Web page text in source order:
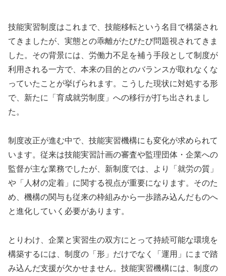
技能実習制度はこれまで、技能移転という名目で構築され
てきましたが、実態との乖離がたびたび問題視されてきま
した。その背景には、労働力不足を補う手段として制度が
利用される一方で、本来の目的とのバランスが取れなくな
っていたことが挙げられます。こうした現状に対処する形
で、新たに「育成就労制度」への移行が打ち出されまし
た。
制度改正が進む中で、技能実習機構にも変化が求められて
います。従来は技能実習計画の審査や監理団体・企業への
監督が主な業務でしたが、新制度では、より「就労の質」
や「人材の定着」に関する視点が重要になります。そのた
め、機構の関与も従来の枠組みから一歩踏み込んだものへ
と進化していく必要があります。
とりわけ、企業と実習生の双方にとって持続可能な環境を
構築するには、制度の「形」だけでなく「運用」にまで踏
み込んだ支援が欠かせません。技能実習機構には、制度の